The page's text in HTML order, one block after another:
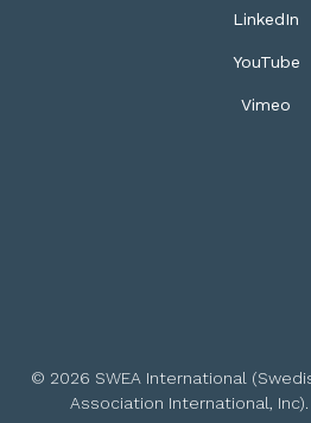
LinkedIn
YouTube
Vimeo
© 2026 SWEA International
Association International,